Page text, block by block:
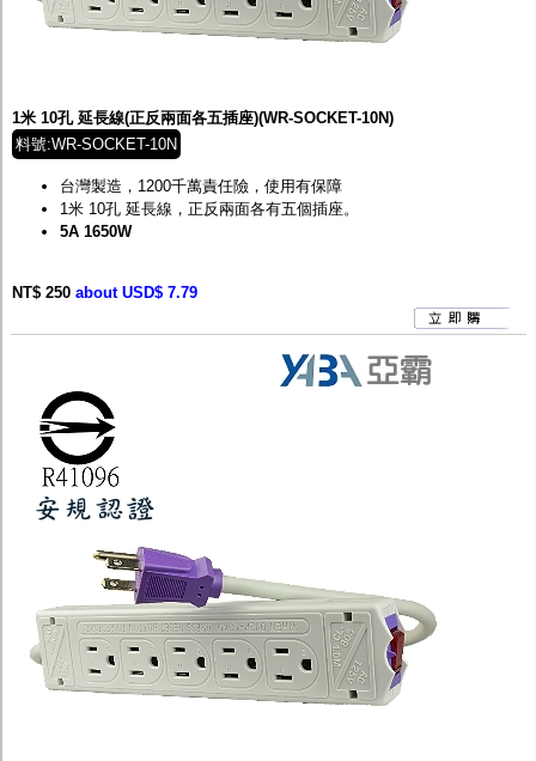
1米 10孔 延長線(正反兩面各五插座)(WR-SOCKET-10N)
料號:WR-SOCKET-10N
台灣製造，1200千萬責任險，使用有保障
1米 10孔 延長線，正反兩面各有五個插座。
5A 1650W
NT$ 250 about USD$ 7.79